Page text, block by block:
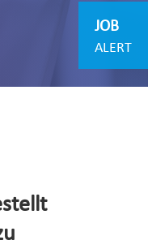
JOB
ALERT